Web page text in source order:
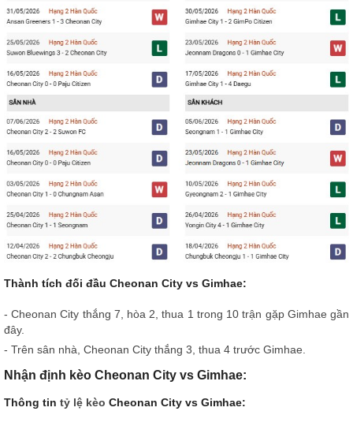
Thành tích đối đầu Cheonan City vs Gimhae:
- Cheonan City thắng 7, hòa 2, thua 1 trong 10 trận gặp Gimhae gần
đây.
- Trên sân nhà, Cheonan City thắng 3, thua 4 trước Gimhae.
Nhận định kèo Cheonan City vs Gimhae:
Thông tin tỷ lệ kèo Cheonan City vs Gimhae: